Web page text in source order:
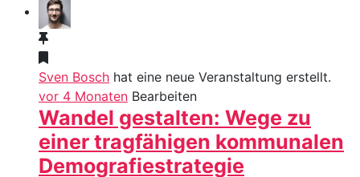
Sven Bosch hat eine neue Veranstaltung erstellt.
vor 4 Monaten Bearbeiten
Wandel gestalten: Wege zu
einer tragfähigen kommunalen
Demografiestrategie